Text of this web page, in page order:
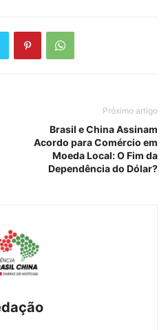
Próximo artigo
Brasil e China Assinam
Acordo para Comércio em
Moeda Local: O Fim da
Dependência do Dólar?